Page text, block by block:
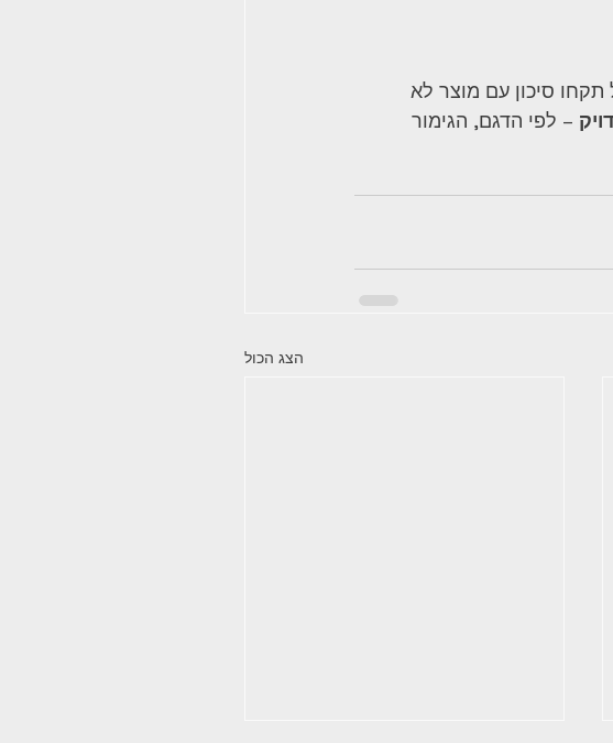
תקחו סיכון עם מוצר לא
– לפי הדגם, הגימור
הצג הכול